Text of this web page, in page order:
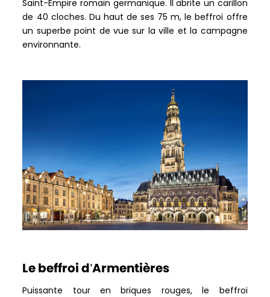
Saint-Empire romain germanique. Il abrite un carillon
de 40 cloches. Du haut de ses 75 m, le beffroi offre
un superbe point de vue sur la ville et la campagne
environnante.
Le beffroi d’Armentières
Puissante tour en briques rouges, le beffroi